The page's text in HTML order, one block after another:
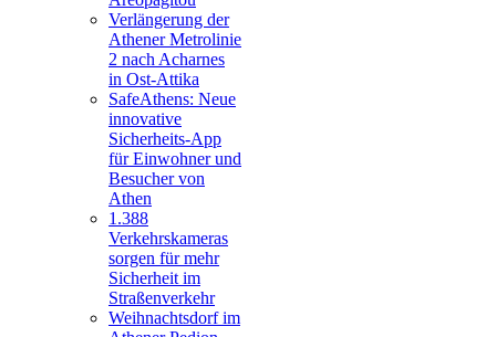
Verlängerung der
Athener Metrolinie
2 nach Acharnes
in Ost-Attika
SafeAthens: Neue
innovative
Sicherheits-App
für Einwohner und
Besucher von
Athen
1.388
Verkehrskameras
sorgen für mehr
Sicherheit im
Straßenverkehr
Weihnachtsdorf im